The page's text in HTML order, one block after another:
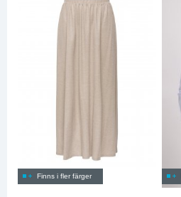
Finns i fler färger